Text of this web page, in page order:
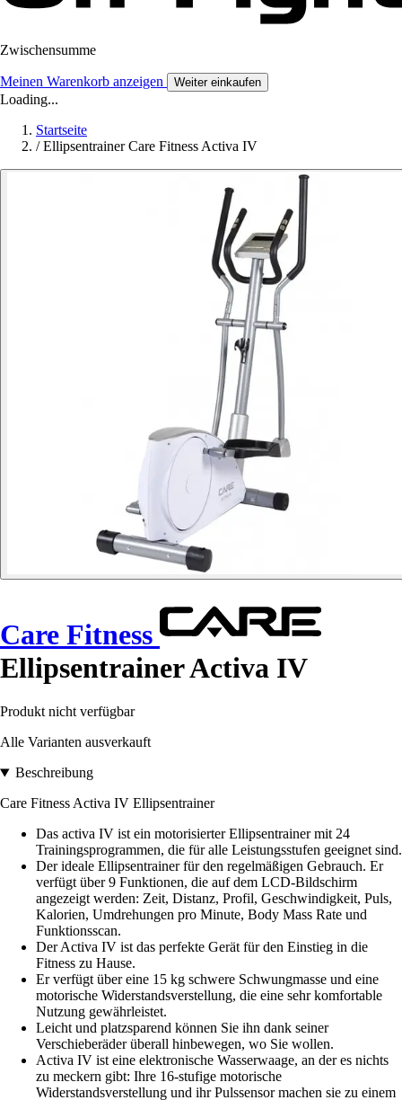
Zwischensumme
Meinen Warenkorb anzeigen Weiter einkaufen
Loading...
Startseite
/ Ellipsentrainer Care Fitness Activa IV
Care Fitness
Ellipsentrainer Activa IV
Produkt nicht verfügbar
Alle Varianten ausverkauft
Beschreibung
Care Fitness Activa IV Ellipsentrainer
Das activa IV ist ein motorisierter Ellipsentrainer mit 24
Trainingsprogrammen, die für alle Leistungsstufen geeignet sind.
Der ideale Ellipsentrainer für den regelmäßigen Gebrauch. Er
verfügt über 9 Funktionen, die auf dem LCD-Bildschirm
angezeigt werden: Zeit, Distanz, Profil, Geschwindigkeit, Puls,
Kalorien, Umdrehungen pro Minute, Body Mass Rate und
Funktionsscan.
Der Activa IV ist das perfekte Gerät für den Einstieg in die
Fitness zu Hause.
Er verfügt über eine 15 kg schwere Schwungmasse und eine
motorische Widerstandsverstellung, die eine sehr komfortable
Nutzung gewährleistet.
Leicht und platzsparend können Sie ihn dank seiner
Verschieberäder überall hinbewegen, wo Sie wollen.
Activa IV ist eine elektronische Wasserwaage, an der es nichts
zu meckern gibt: Ihre 16-stufige motorische
Widerstandsverstellung und ihr Pulssensor machen sie zu einem